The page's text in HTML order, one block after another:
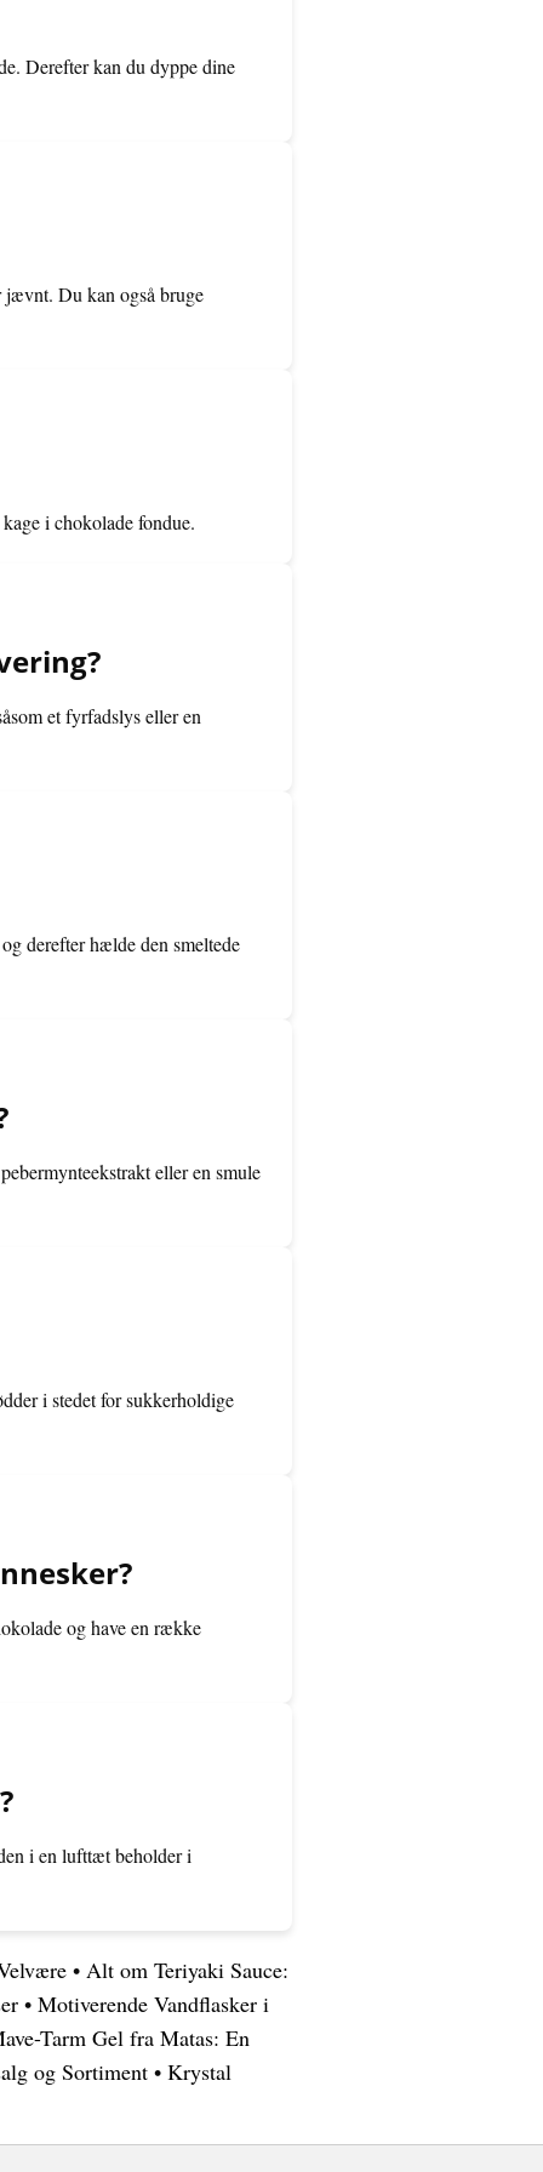
Derefter kan du dyppe dine
jævnt. Du kan også bruge
i chokolade fondue.
et fyrfadslys eller en
derefter hælde den smeltede
eller en smule
i stedet for sukkerholdige
og have en række
i en lufttæt beholder i
• Alt om Teriyaki Sauce:
• Motiverende Vandflasker i
Tarm Gel fra Matas: En
og Sortiment • Krystal